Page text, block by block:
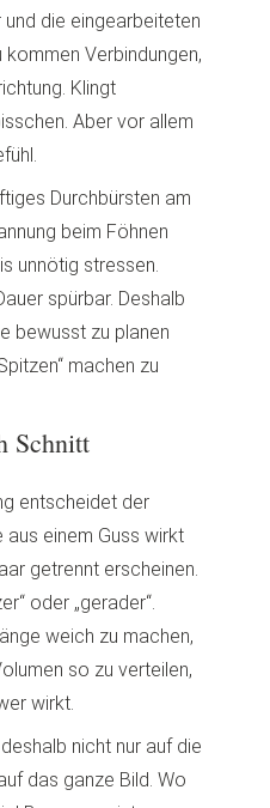
die eingearbeiteten
Verbindungen,
Klingt
Aber vor allem
Durchbürsten am
beim Föhnen
unnötig stressen.
spürbar. Deshalb
bewusst zu planen
machen zu
Schnitt
entscheidet der
aus einem Guss wirkt
getrennt erscheinen.
oder „gerader“.
weich zu machen,
so zu verteilen,
wirkt.
nicht nur auf die
das ganze Bild. Wo